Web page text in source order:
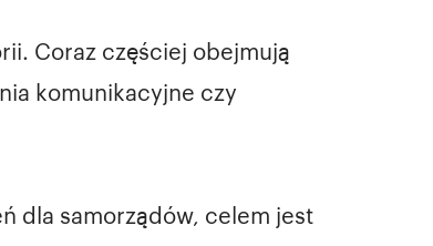
Coraz częściej obejmują
komunikacyjne czy
dla samorządów, celem jest